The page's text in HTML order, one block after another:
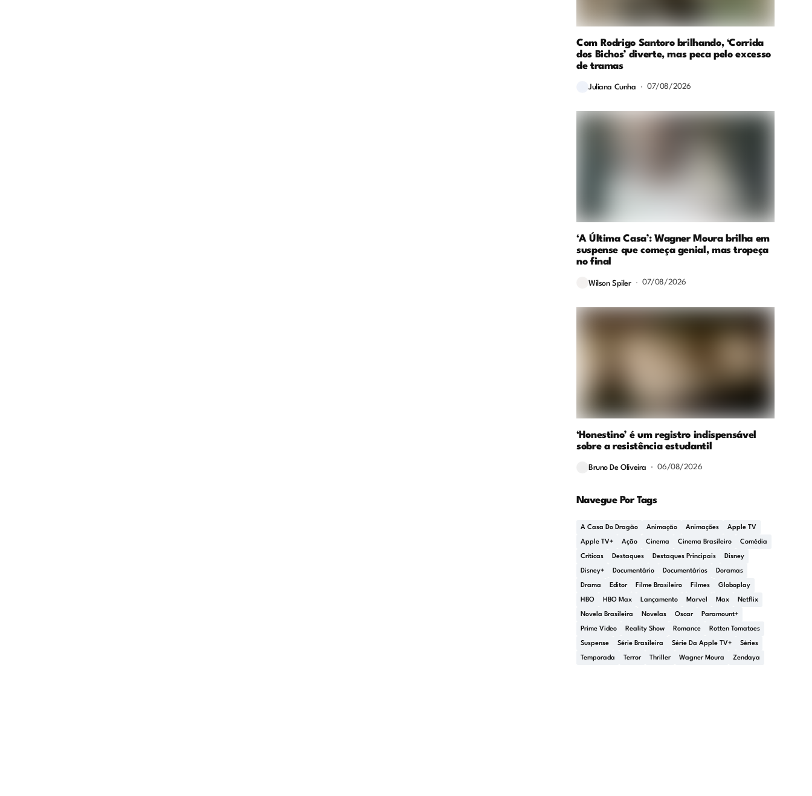
Com Rodrigo Santoro brilhando, ‘Corrida
dos Bichos’ diverte, mas peca pelo excesso
de tramas
Juliana Cunha 07/08/2026
‘A Última Casa’: Wagner Moura brilha em
suspense que começa genial, mas tropeça
no final
Wilson Spiler 07/08/2026
‘Honestino’ é um registro indispensável
sobre a resistência estudantil
Bruno De Oliveira 06/08/2026
Navegue Por Tags
A Casa Do Dragão Animação Animações Apple TV
Apple TV+ Ação Cinema Cinema Brasileiro Comédia
Críticas Destaques Destaques Principais Disney
Disney+ Documentário Documentários Doramas
Drama Editor Filme Brasileiro Filmes Globoplay
HBO HBO Max Lançamento Marvel Max Netflix
Novela Brasileira Novelas Oscar Paramount+
Prime Video Reality Show Romance Rotten Tomatoes
Suspense Série Brasileira Série Da Apple TV+ Séries
Temporada Terror Thriller Wagner Moura Zendaya